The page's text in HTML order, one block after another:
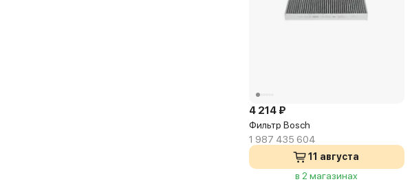
4 214 ₽
Фильтр Bosch
1 987 435 604
11 августа
в 2 магазинах